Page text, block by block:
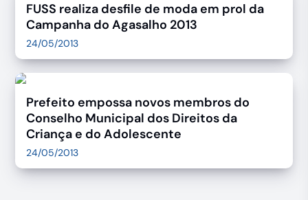
FUSS realiza desfile de moda em prol da
Campanha do Agasalho 2013
24/05/2013
Prefeito empossa novos membros do
Conselho Municipal dos Direitos da
Criança e do Adolescente
24/05/2013